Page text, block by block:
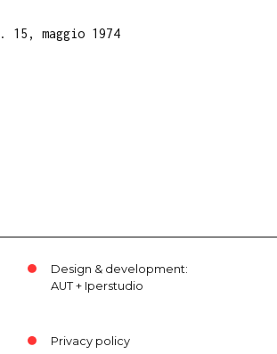
15, maggio 1974
Design & development:
AUT+ Iperstudio
Privacy policy